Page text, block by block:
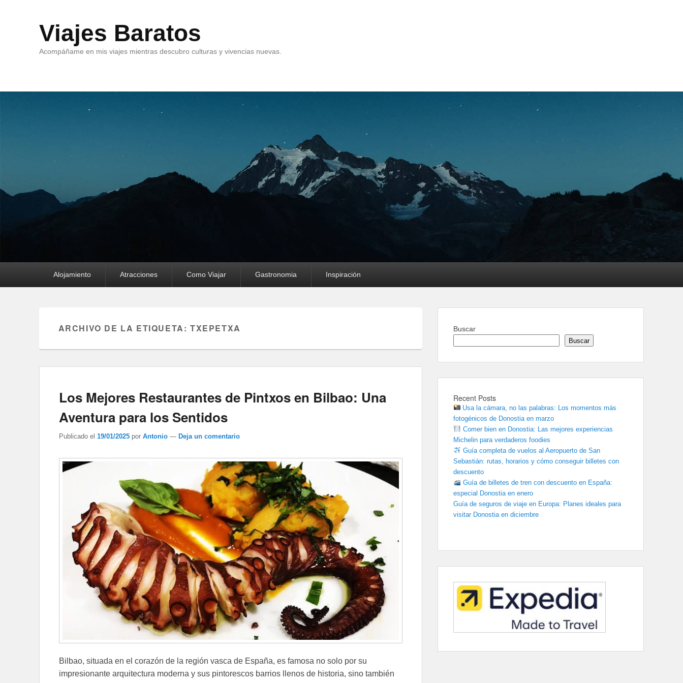
Viajes Baratos
Acompáñame en mis viajes mientras descubro culturas y vivencias nuevas.
Alojamiento Atracciones Como Viajar Gastronomia Inspiración
ARCHIVO DE LA ETIQUETA:TXEPETXA
Los Mejores Restaurantes de Pintxos en Bilbao: Una
Aventura para los Sentidos
Publicado el 19/01/2025 por Antonio — Deja un comentario
Bilbao, situada en el corazón de la región vasca de España, es famosa no solo por su
impresionante arquitectura moderna y sus pintorescos barrios llenos de historia, sino también
Buscar
Buscar
Recent Posts
Usa la cámara, no las palabras: Los momentos más
fotogénicos de Donostia en marzo
Comer bien en Donostia: Las mejores experiencias
Michelin para verdaderos foodies
Guía completa de vuelos al Aeropuerto de San
Sebastián: rutas, horarios y cómo conseguir billetes con
descuento
Guía de billetes de tren con descuento en España:
especial Donostia en enero
Guía de seguros de viaje en Europa: Planes ideales para
visitar Donostia en diciembre